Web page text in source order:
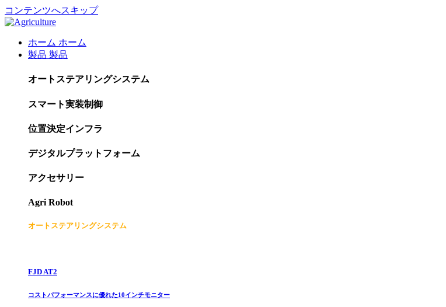
コンテンツへスキップ
ホーム ホーム
製品 製品
オートステアリングシステム
スマート実装制御
位置決定インフラ
デジタルプラットフォーム
アクセサリー
Agri Robot
オートステアリングシステム
FJD AT2
コストパフォーマンスに優れた10インチモニター